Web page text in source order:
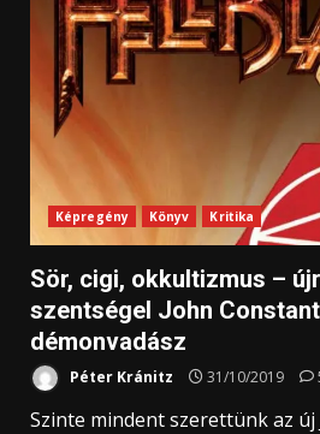
Képregény Könyv Kritika
Sör, cigi, okkultizmus –
szentségel John
démonvadász
Péter Kránitz 31/10/2019
Szinte mindent szerettünk az